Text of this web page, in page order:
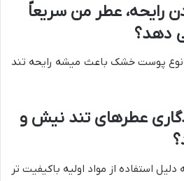
رایحه، عطر من سریعاً
دهد؟
پوست خشک باعث میشه رایحه تند
عطرهای تند نیش و
استفاده از مواد اولیه باکیفیت تر